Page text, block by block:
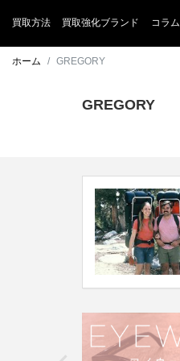
買取方法 買取強化ブランド コラム
ホーム GREGORY
GREGORY